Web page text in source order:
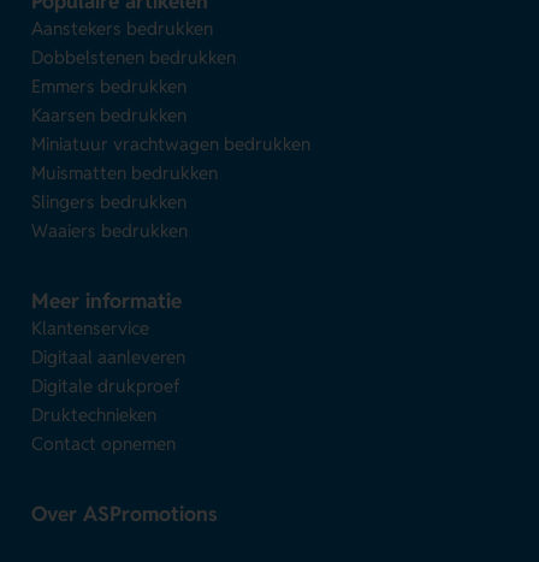
Aanstekers bedrukken
Dobbelstenen bedrukken
Emmers bedrukken
Kaarsen bedrukken
Miniatuur vrachtwagen bedrukken
Muismatten bedrukken
Slingers bedrukken
Waaiers bedrukken
Meer informatie
Klantenservice
Digitaal aanleveren
Digitale drukproef
Druktechnieken
Contact opnemen
Over ASPromotions